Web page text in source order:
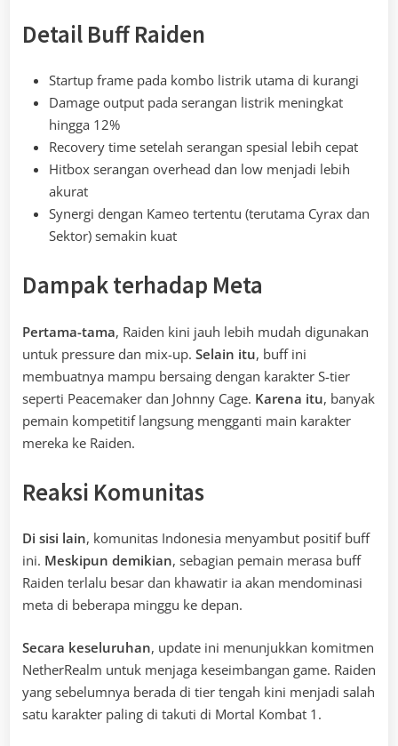
Detail Buff Raiden
Startup frame pada kombo listrik utama di kurangi
Damage output pada serangan listrik meningkat
hingga 12%
Recovery time setelah serangan spesial lebih cepat
Hitbox serangan overhead dan low menjadi lebih
akurat
Synergi dengan Kameo tertentu (terutama Cyrax dan
Sektor) semakin kuat
Dampak terhadap Meta
Pertama-tama, Raiden kini jauh lebih mudah digunakan
untuk pressure dan mix-up. Selain itu, buff ini
membuatnya mampu bersaing dengan karakter S-tier
seperti Peacemaker dan Johnny Cage. Karena itu, banyak
pemain kompetitif langsung mengganti main karakter
mereka ke Raiden.
Reaksi Komunitas
Di sisi lain, komunitas Indonesia menyambut positif buff
ini. Meskipun demikian, sebagian pemain merasa buff
Raiden terlalu besar dan khawatir ia akan mendominasi
meta di beberapa minggu ke depan.
Secara keseluruhan, update ini menunjukkan komitmen
NetherRealm untuk menjaga keseimbangan game. Raiden
yang sebelumnya berada di tier tengah kini menjadi salah
satu karakter paling di takuti di Mortal Kombat 1.